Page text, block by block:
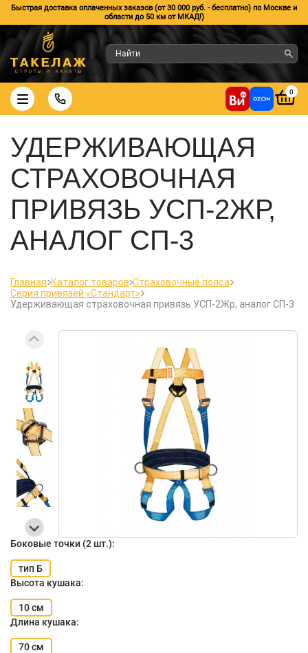
Быстрая доставка оплаченных заказов (от 30 000 руб. - бесплатно) по Москве и
области до 50 км от МКАД!)
0
УДЕРЖИВАЮЩАЯ
СТРАХОВОЧНАЯ
ПРИВЯЗЬ УСП-2ЖР,
АНАЛОГ СП-3
Главная Каталог товаров Страховочные пояса
Серия привязей «Стандарт»
Удерживающая страховочная привязь УСП-2Жр, аналог СП-3
Боковые точки (2 шт.):
тип Б
Высота кушака:
10 см
Длина кушака:
70 см